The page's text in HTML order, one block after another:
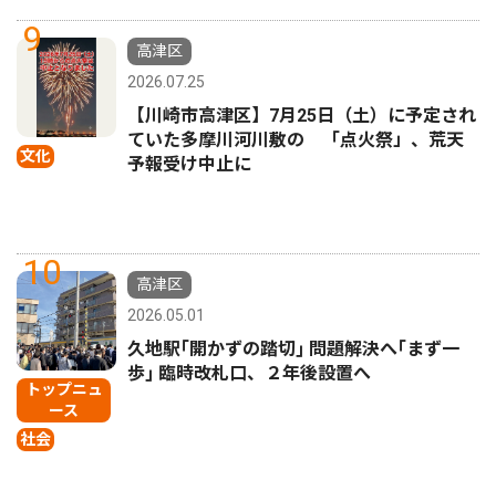
9
文化
高津区
2026.07.25
【川崎市高津区】7月25日（土）に予定され
ていた多摩川河川敷の 「点火祭」、荒天
予報受け中止に
10
トップニュ
ース
社会
高津区
2026.05.01
久地駅｢開かずの踏切｣ 問題解決へ｢まず一
歩｣ 臨時改札口、２年後設置へ